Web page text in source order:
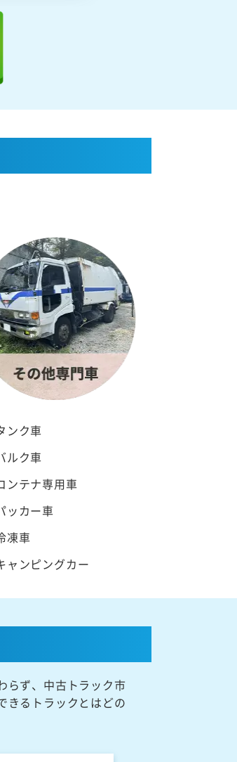
ンク車
ルク車
ンテナ専用車
ッカー車
凍車
ャンピングカー
らず、中古トラック市
きるトラックとはどの